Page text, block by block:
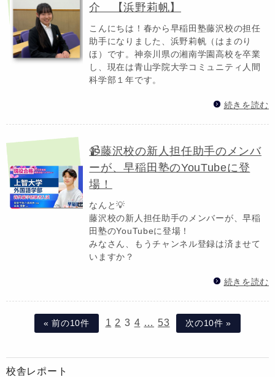
介 【浜野莉帆】
こんにちは！春から早稲田塾藤沢校の担任
助手になりました、浜野莉帆（はまのり
ほ）です。神奈川県の湘南学園高校を卒業
し、現在は青山学院大学コミュニティ人間
科学部１年です。
続きを読む
📹藤沢校の新人担任助手のメンバ
ーが、早稲田塾のYouTubeに登
場！
なんと💡
藤沢校の新人担任助手のメンバーが、早稲
田塾のYouTubeに登場！
みなさん、もうチャンネル登録は済ませて
いますか？
続きを読む
« 前の10件 1 2 3 4 … 53 次の10件 »
校舎レポート